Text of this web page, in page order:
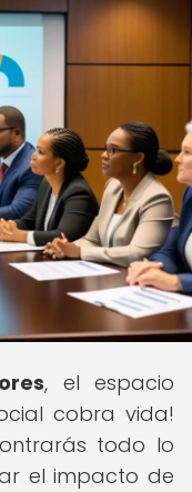
, el espacio
cobra vida!
todo lo
el impacto de